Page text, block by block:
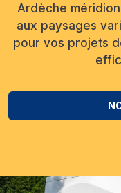
Ardèche
aux paysages
pour vos projets